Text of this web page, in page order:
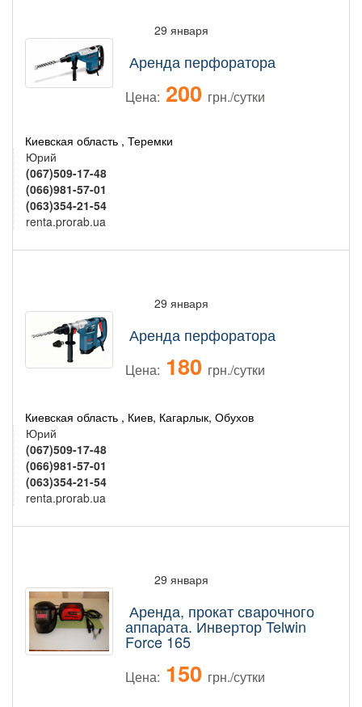
29 января
Аренда перфоратора
Цена: 200 грн./сутки
Киевская область , Теремки
Юрий
(067)509-17-48
(066)981-57-01
(063)354-21-54
renta.prorab.ua
29 января
Аренда перфоратора
Цена: 180 грн./сутки
Киевская область , Киев, Кагарлык, Обухов
Юрий
(067)509-17-48
(066)981-57-01
(063)354-21-54
renta.prorab.ua
29 января
Аренда, прокат сварочного
аппарата. Инвертор Telwin
Force 165
Цена: 150 грн./сутки